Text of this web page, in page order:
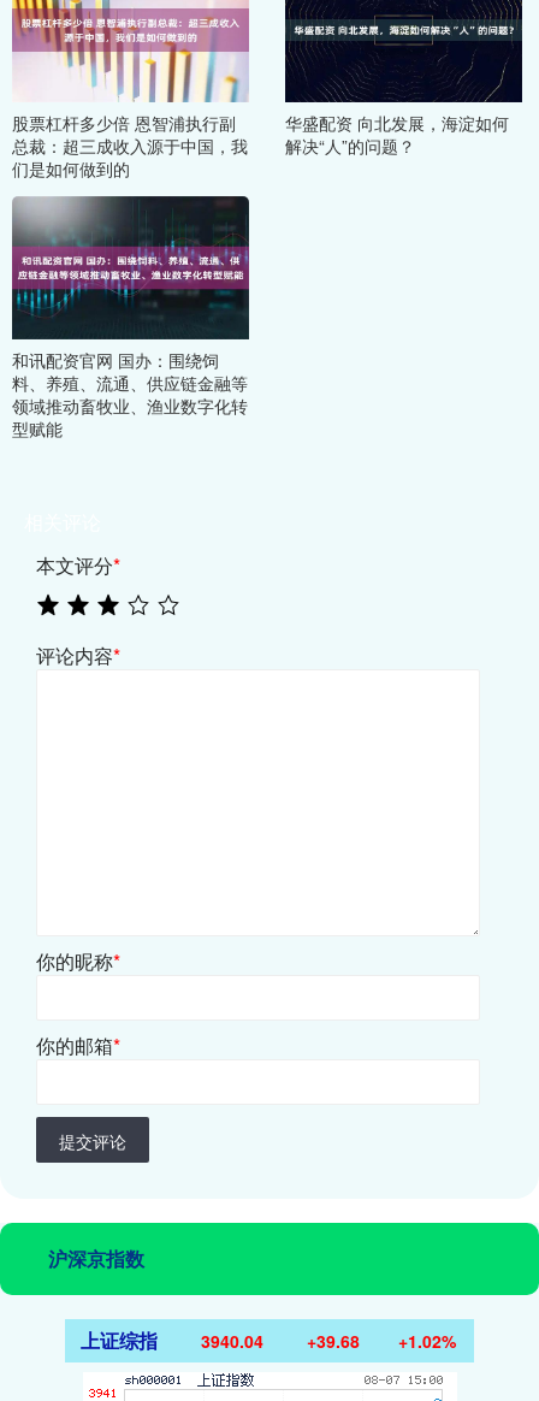
股票杠杆多少倍 恩智浦执行副
总裁：超三成收入源于中国，我
们是如何做到的
华盛配资 向北发展，海淀如何
解决“人”的问题？
和讯配资官网 国办：围绕饲
料、养殖、流通、供应链金融等
领域推动畜牧业、渔业数字化转
型赋能
本文评分*
评论内容*
你的昵称*
你的邮箱*
提交评论
沪深京指数
上证综指 3940.04 +39.68 +1.02%